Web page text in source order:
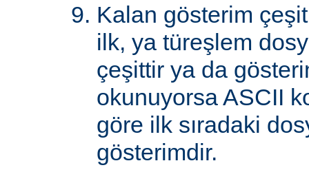
Kalan gösterim
ilk, ya türeşlem
çeşittir ya da
okunuyorsa ASCII
göre ilk sıradaki
gösterimdir.